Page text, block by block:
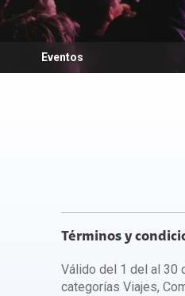
Planes de Internet
Planes de Televisión
Ahorra con Tripleplay
Larga Distancia
Motorola
Samsung
TCL
Más películas
Gestiona visitas
Menú principal
Autogestión
Prácticas Gestión
Soluciones Móviles
Soluciones Fijas
Cargos por Gestión
Eventos
Términos y
Válido del 1 del al 30
categorías Viajes,